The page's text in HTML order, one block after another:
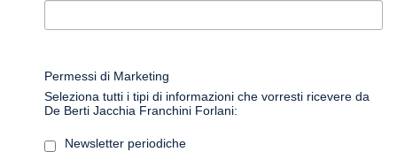
Permessi di Marketing
Seleziona tutti i tipi di informazioni che vorresti ricevere da
De Berti Jacchia Franchini Forlani:
Newsletter periodiche